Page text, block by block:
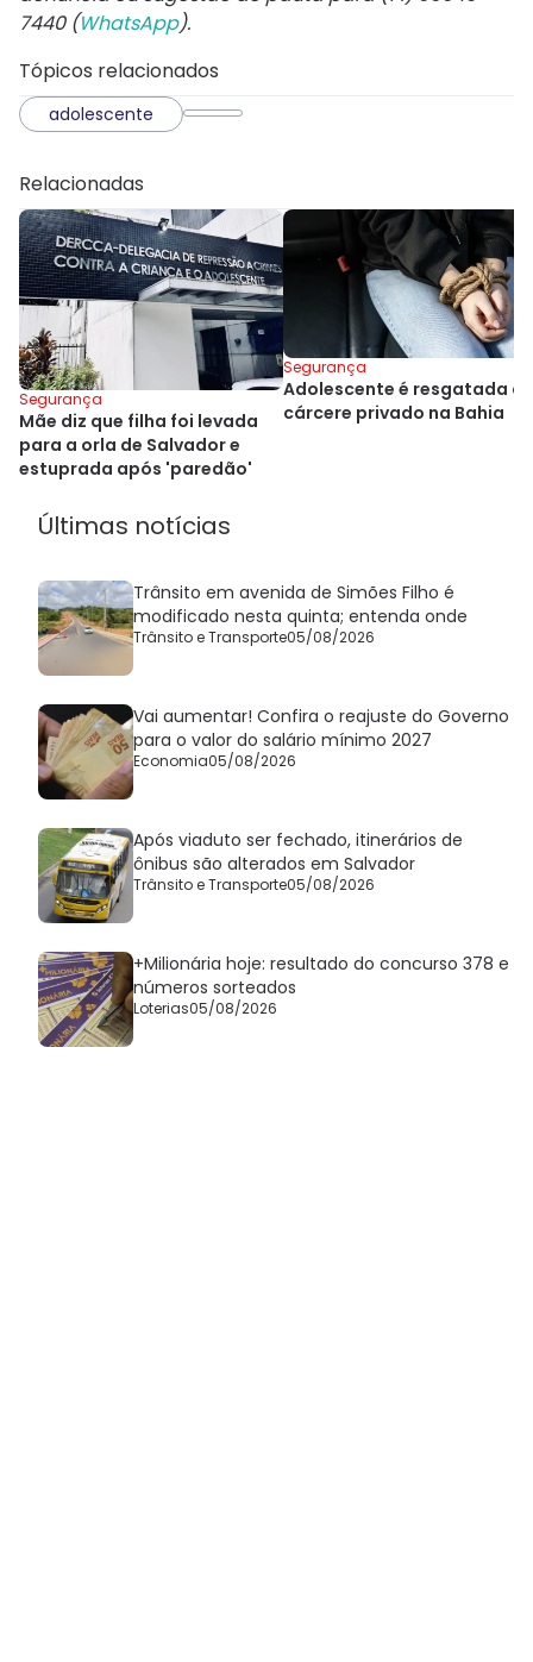
7440 (WhatsApp).
Tópicos relacionados
adolescente
Relacionadas
Segurança
Mãe diz que filha foi levada
para a orla de Salvador e
estuprada após 'paredão'
Segurança
Adolescente é resgatada de
cárcere privado na Bahia
Últimas notícias
Trânsito em avenida de Simões Filho é
modificado nesta quinta; entenda onde
Trânsito e Transporte05/08/2026
Vai aumentar! Confira o reajuste do Governo
para o valor do salário mínimo 2027
Economia05/08/2026
Após viaduto ser fechado, itinerários de
ônibus são alterados em Salvador
Trânsito e Transporte05/08/2026
+Milionária hoje: resultado do concurso 378 e
números sorteados
Loterias05/08/2026